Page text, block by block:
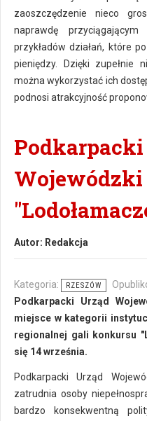
zaoszczędzenie nieco
naprawdę
przykładów działań, które
pieniędzy. Dzięki zupełnie
można wykorzystać ich
podnosi atrakcyjność
Wojewódzki
Autor: Redakcja
Kategoria: RZESZÓW
Podkarpacki Urząd
miejsce w kategorii
regionalnej gali konkursu
się 14 września.
Podkarpacki Urząd
zatrudnia osoby
bardzo konsekwentną